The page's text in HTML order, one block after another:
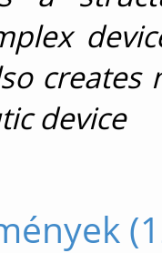
creates
device